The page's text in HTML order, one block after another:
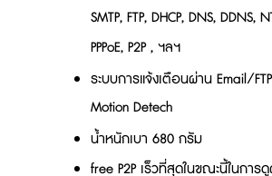
SMTP, FTP, DHCP, DNS, DDNS,
PPPoE, P2P , ฯลฯ
ระบบการแจ้งเตือนผ่าน Email/
Motion Detech
น้ำหนักเบา 680 กรัม
free P2P เร็วที่สุดในขณะนี้ในกา